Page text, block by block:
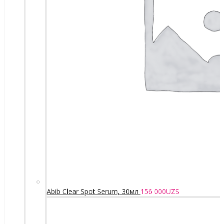
Abib Clear Spot Serum, 30мл 156 000UZS